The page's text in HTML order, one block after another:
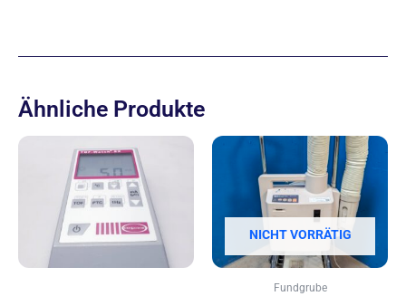
Ähnliche Produkte
NICHT VORRÄTIG
Fundgrube